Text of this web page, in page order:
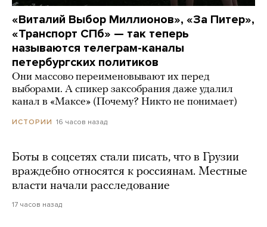
«Виталий Выбор Миллионов», «За Питер»,
«Транспорт СПб» — так теперь
называются телеграм-каналы
петербургских политиков
Они массово переименовывают их перед
выборами. А спикер заксобрания даже удалил
канал в «Максе» (Почему? Никто не понимает)
ИСТОРИИ 16 часов назад
Боты в соцсетях стали писать, что в Грузии
враждебно относятся к россиянам. Местные
власти начали расследование
17 часов назад